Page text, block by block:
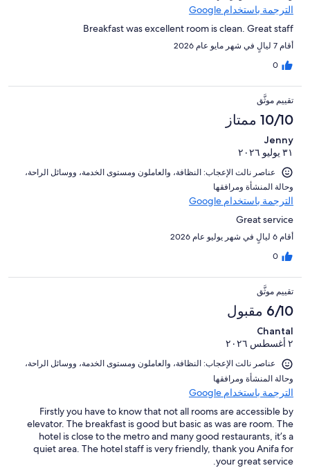
الترجمة باستخدام Google
Breakfast was excellent room is clean. Great staff
أقام 7 ليالٍ في شهر مايو عام 2026
0
تقييم موثَّق
10/10 ممتاز
Jenny
٣١ يوليو ٢٠٢٦
عناصر نالت الإعجاب: ⁦النظافة⁩، و⁦العاملون ومستوى الخدمة⁩، و⁦وسائل الراحة⁩،
و⁦حالة المنشأة ومرافقها⁩
الترجمة باستخدام Google
Great service
أقام 6 ليالٍ في شهر يوليو عام 2026
0
تقييم موثَّق
6/10 مقبول
Chantal
٢ أغسطس ٢٠٢٦
عناصر نالت الإعجاب: ⁦النظافة⁩، و⁦العاملون ومستوى الخدمة⁩، و⁦وسائل الراحة⁩،
و⁦حالة المنشأة ومرافقها⁩
الترجمة باستخدام Google
Firstly you have to know that not all rooms are accessible by
elevator. The breakfast is good but basic as was are room. The
hotel is close to the metro and many good restaurants, it’s a
quiet area. The hotel staff is very friendly, thank you Anifa for
your great service.